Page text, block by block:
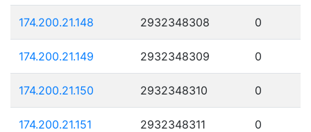
174.200.21.148 2932348308 0
174.200.21.149 2932348309 0
174.200.21.150 2932348310 0
174.200.21.151 2932348311 0